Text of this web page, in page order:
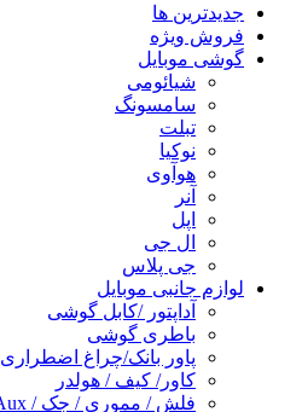
جدیدترین ها
فروش ویژه
گوشی موبایل
شیائومی
سامسونگ
تبلت
نوکیا
هوآوی
آنر
اپل
ال جی
جی پلاس
لوازم جانبی موبایل
آداپتور /کابل گوشی
باطری گوشی
پاور بانک/چراغ اضطراری
کاور/ کیف / هولدر
فلش / مموری / جک / Aux